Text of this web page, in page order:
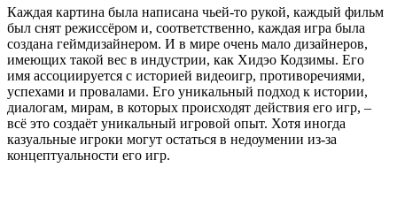
Каждая картина была написана чьей-то рукой, каждый фильм
был снят режиссёром и, соответственно, каждая игра была
создана геймдизайнером. И в мире очень мало дизайнеров,
имеющих такой вес в индустрии, как Хидэо Кодзимы. Его
имя ассоциируется с историей видеоигр, противоречиями,
успехами и провалами. Его уникальный подход к истории,
диалогам, мирам, в которых происходят действия его игр, –
всё это создаёт уникальный игровой опыт. Хотя иногда
казуальные игроки могут остаться в недоумении из-за
концептуальности его игр.